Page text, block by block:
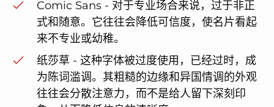
Comic Sans - 对于专业场合来说，过于非正
式和随意。它往往会降低可信度，使名片看起
来不专业或幼稚。
纸莎草 - 这种字体被过度使用，已经过时，成
为陈词滥调。其粗糙的边缘和异国情调的外观
往往会分散注意力，而不是给人留下深刻印